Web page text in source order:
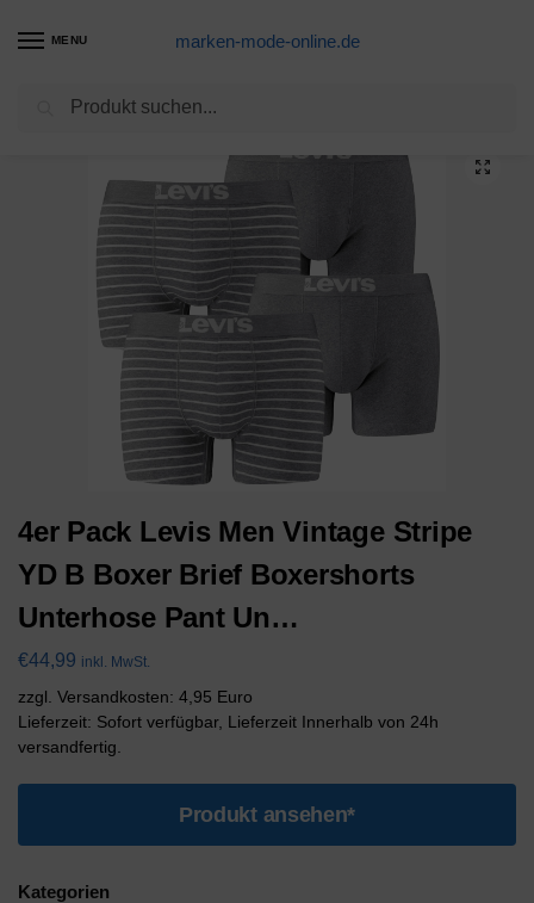
MENU marken-mode-online.de
Herren-Bekleidung Unterwäsche
4er Pack Levis Men Vintage Stripe
YD B Boxer Brief Boxershorts
Unterhose Pant Un…
€44,99 inkl. MwSt.
zzgl. Versandkosten: 4,95 Euro
Lieferzeit: Sofort verfügbar, Lieferzeit Innerhalb von 24h
versandfertig.
Produkt ansehen*
Kategorien